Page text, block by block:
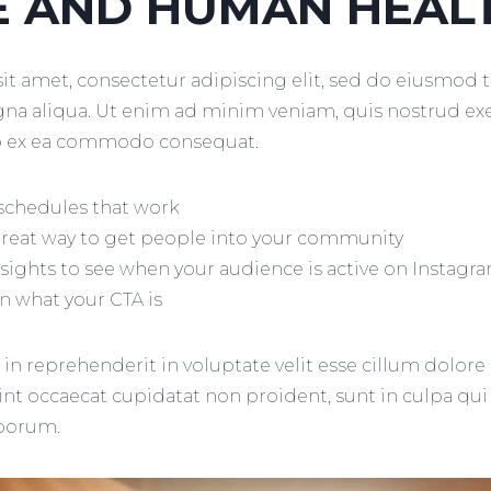
amet, consectetur adipiscing elit, sed do
aliqua. Ut enim ad minim veniam, quis nostrud
ea commodo consequat.
that work
way to get people into your community
to see when your audience is active on
what your CTA is
reprehenderit in voluptate velit esse cillum dolore
occaecat cupidatat non proident, sunt in culpa